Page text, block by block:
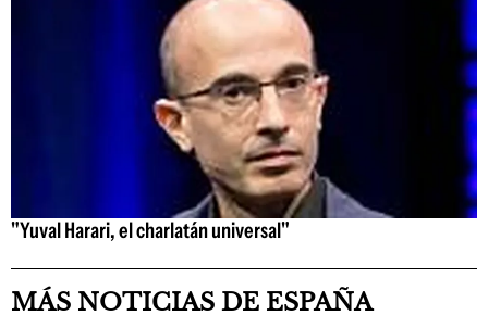
"Yuval Harari, el charlatán universal"
MÁS NOTICIAS DE ESPAÑA